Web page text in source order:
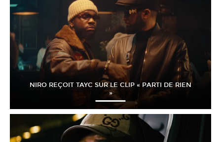
NIRO REÇOIT TAYC SUR LE CLIP « PARTI DE RIEN
»